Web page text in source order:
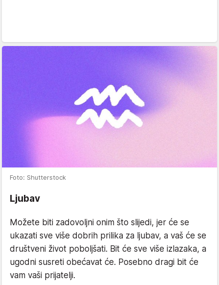
Foto: Shutterstock
Ljubav
Možete biti zadovoljni onim što slijedi, jer će se
ukazati sve više dobrih prilika za ljubav, a vaš će se
društveni život poboljšati. Bit će sve više izlazaka, a
ugodni susreti obećavat će. Posebno dragi bit će
vam vaši prijatelji.